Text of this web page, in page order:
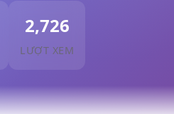
2,726
LƯỢT XEM